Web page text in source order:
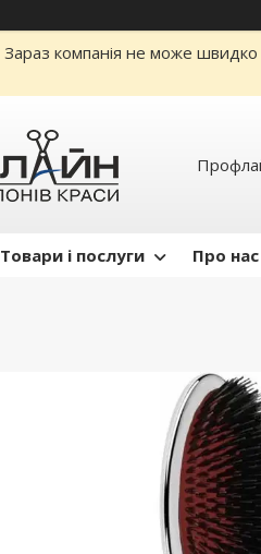
Зараз компанія не може швидко
Товари і послуги Про нас